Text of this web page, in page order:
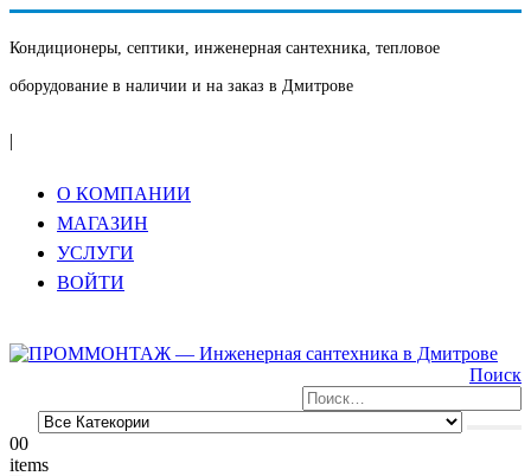
Кондиционеры, септики, инженерная сантехника, тепловое
оборудование в наличии и на заказ в Дмитрове
|
О КОМПАНИИ
МАГАЗИН
УСЛУГИ
ВОЙТИ
Поиск
00
items